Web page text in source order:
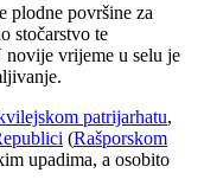
plodne površine za
stočarstvo te
novije vrijeme u selu je
patrijarhatu,
(Rašporskom
upadima, a osobito